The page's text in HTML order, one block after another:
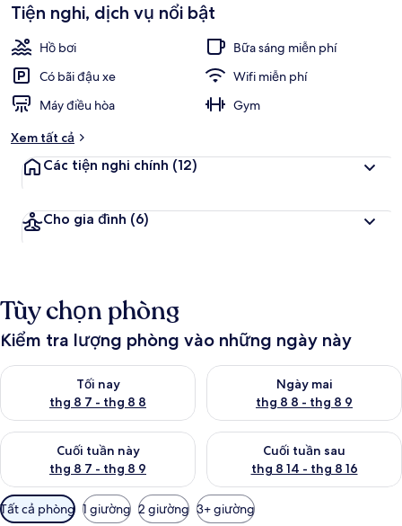
Tiện nghi, dịch vụ nổi bật
Hồ bơi
Bữa sáng miễn phí
Có bãi đậu xe
Wifi miễn phí
Máy điều hòa
Gym
Xem tất cả
Các tiện nghi chính (12)
Cho gia đình (6)
Tùy chọn phòng
Kiểm tra lượng phòng vào những ngày này
Tối nay
thg 8 7 - thg 8 8
Kiểm tra lượng phòng tối nay từ thg 8 7 - thg 8 8
Ngày mai
thg 8 8 - thg 8 9
Kiểm tra lượng phòng ngày
Cuối tuần này
thg 8 7 - thg 8 9
Kiểm tra lượng phòng cuối tuần này từ thg 8 7 - thg 8 9
Cuối tuần sau
thg 8 14 - thg 8 16
Kiểm tra lượng phòng cuối
Bộ
lọc
Tất cả phòng 1 giường 2 giường 3+ giường